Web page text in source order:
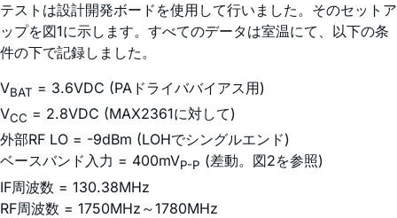
テストは設計開発ボードを使用して行いました。そのセットア
ップを図1に示します。すべてのデータは室温にて、以下の条
件の下で記録しました。
VBAT = 3.6VDC (PAドライババイアス用)
VCC = 2.8VDC (MAX2361に対して)
外部RF LO = -9dBm (LOHでシングルエンド)
ベースバンド入力 = 400mVP-P (差動。図2を参照)
IF周波数 = 130.38MHz
RF周波数 = 1750MHz～1780MHz